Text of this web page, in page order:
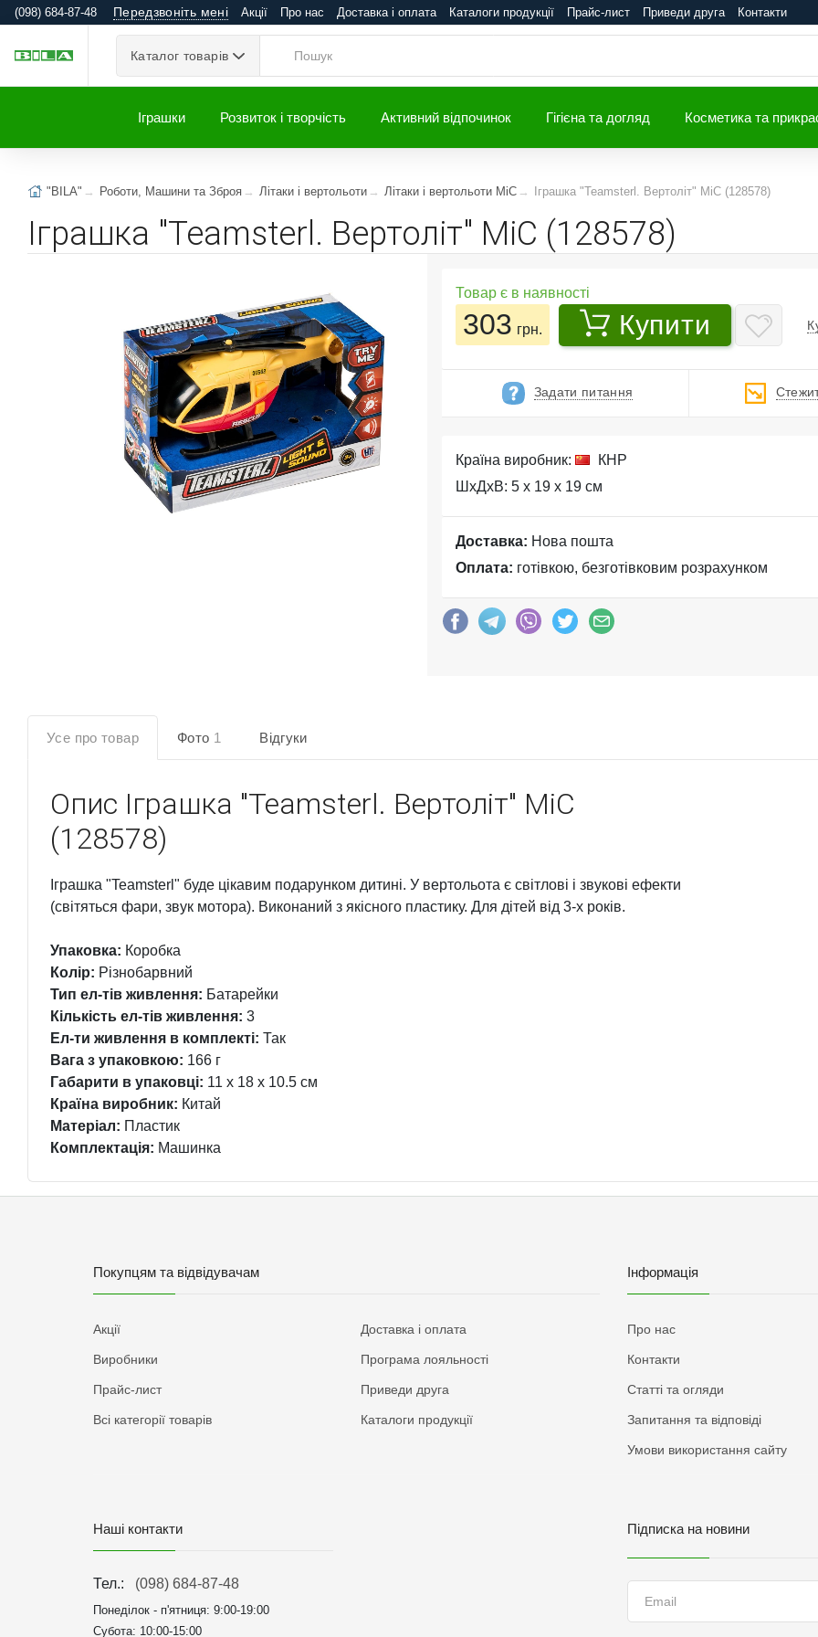
(098) 684-87-48 Передзвоніть мені Акції Про нас Доставка і оплата Каталоги продукції Прайс-лист Приведи друга Контакти
Каталог товарів
Іграшки Розвиток і творчість Активний відпочинок Гігієна та догляд Косметика та
"BILA" Роботи, Машини та Зброя Літаки і вертольоти Літаки і вертольоти MiC Іграшка "Teamsterl. Вертоліт" MiC (128578)
Іграшка "Teamsterl. Вертоліт" MiC (128578)
Товар є в наявності
303 грн. Купити
Задати питання
Країна виробник:
КНР
ШхДхВ: 5 x 19 x 19 см
Доставка: Нова пошта
Оплата: готівкою, безготівковим розрахунком
Усе про товар Фото 1 Відгуки
Опис Іграшка "Teamsterl. Вертоліт" MiC
(128578)
Іграшка "Teamsterl" буде цікавим подарунком дитині. У вертольота є світлові і звукові ефекти
(світяться фари, звук мотора). Виконаний з якісного пластику. Для дітей від 3-х років.
Упаковка: Коробка
Колір: Різнобарвний
Тип ел-тів живлення: Батарейки
Кількість ел-тів живлення: 3
Ел-ти живлення в комплекті: Так
Вага з упаковкою: 166 г
Габарити в упаковці: 11 x 18 x 10.5 см
Країна виробник: Китай
Матеріал: Пластик
Комплектація: Машинка
Покупцям та відвідувачам
Акції
Виробники
Прайс-лист
Всі категорії товарів
Доставка і оплата
Програма лояльності
Приведи друга
Каталоги продукції
Інформація
Про нас
Контакти
Статті та огляди
Запитання та відповіді
Умови використання сайту
Наші контакти
Тел.: (098) 684-87-48
Понеділок - п'ятниця: 9:00-19:00
Субота: 10:00-15:00
Підписка на новини